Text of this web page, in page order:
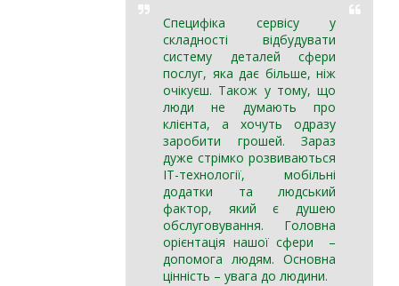
Специфіка сервісу у
складності відбудувати
систему деталей сфери
послуг, яка дає більше, ніж
очікуєш. Також у тому, що
люди не думають про
клієнта, а хочуть одразу
заробити грошей. Зараз
дуже стрімко розвиваються
ІТ-технології, мобільні
додатки та людський
фактор, який є душею
обслуговування. Головна
орієнтація нашої сфери –
допомога людям. Основна
цінність – увага до людини.